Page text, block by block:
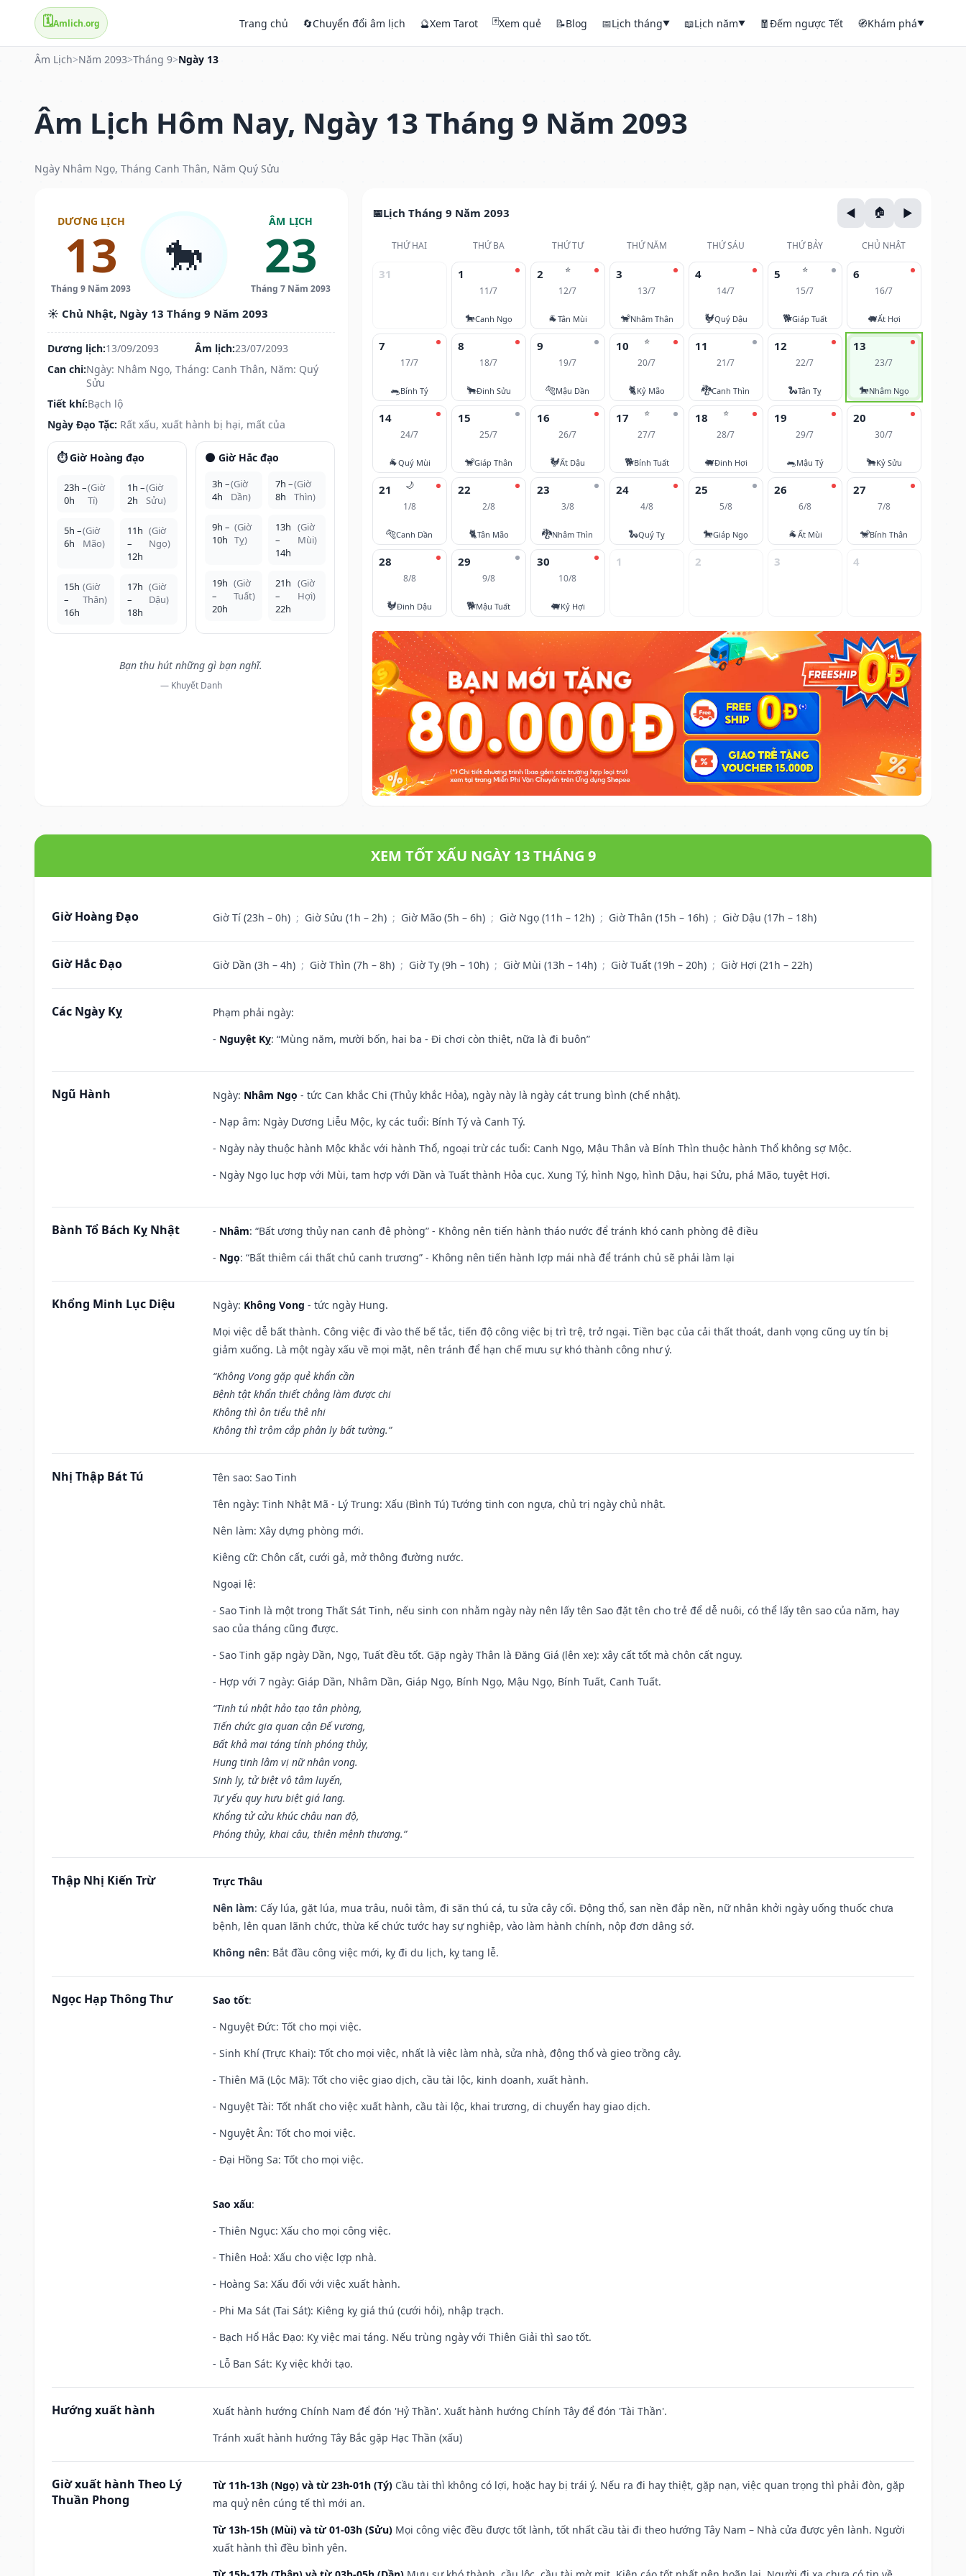
🗓️Amlich.org Trang chủ 🔄Chuyển đổi âm lịch 🔮Xem Tarot 🃏Xem quẻ 📝Blog 📅Lịch tháng▼ 📖Lịch năm▼ 🧧Đếm ngược Tết 🧭Khám phá▼
Âm Lịch>Năm 2093>Tháng 9>Ngày 13
Âm Lịch Hôm Nay, Ngày 13 Tháng 9 Năm 2093
Ngày Nhâm Ngọ, Tháng Canh Thân, Năm Quý Sửu
DƯƠNG LỊCH
13
Tháng 9 Năm 2093
🐎
ÂM LỊCH
23
Tháng 7 Năm 2093
☀️ Chủ Nhật, Ngày 13 Tháng 9 Năm 2093
Dương lịch:13/09/2093 Âm lịch:23/07/2093
Can chi:Ngày: Nhâm Ngọ, Tháng: Canh Thân, Năm: Quý
Sửu
Tiết khí:Bạch lộ
Ngày Đạo Tặc: Rất xấu, xuất hành bị hại, mất của
⏱️ Giờ Hoàng đạo
23h –
0h
(Giờ
Tí)
1h –
2h
(Giờ
Sửu)
5h –
6h
(Giờ
Mão)
11h
–
12h
(Giờ
Ngọ)
15h
–
16h
(Giờ
Thân)
17h
–
18h
(Giờ
Dậu)
🌑 Giờ Hắc đạo
3h –
4h
(Giờ
Dần)
7h –
8h
(Giờ
Thìn)
9h –
10h
(Giờ
Tỵ)
13h
–
14h
(Giờ
Mùi)
19h
–
20h
(Giờ
Tuất)
21h
–
22h
(Giờ
Hợi)
Bạn thu hút những gì bạn nghĩ.
— Khuyết Danh
Lịch Tháng 9 Năm 2093
THỨ HAI THỨ BA THỨ TƯ THỨ NĂM THỨ SÁU THỨ BẢY CHỦ NHẬT
31 1
11/7
🐎Canh Ngọ
⭐
2
12/7
🐐Tân Mùi
3
13/7
🐒Nhâm Thân
4
14/7
🐓Quý Dậu
⭐
5
15/7
🐕Giáp Tuất
6
16/7
🐖Ất Hợi
7
17/7
🐀Bính Tý
8
18/7
🐂Đinh Sửu
9
19/7
🐅Mậu Dần
⭐
10
20/7
🐈Kỷ Mão
11
21/7
🐉Canh Thìn
12
22/7
🐍Tân Tỵ
13
23/7
🐎Nhâm Ngọ
14
24/7
🐐Quý Mùi
15
25/7
🐒Giáp Thân
16
26/7
🐓Ất Dậu
⭐
17
27/7
🐕Bính Tuất
⭐
18
28/7
🐖Đinh Hợi
19
29/7
🐀Mậu Tý
20
30/7
🐂Kỷ Sửu
🌙
21
1/8
🐅Canh Dần
22
2/8
🐈Tân Mão
23
3/8
🐉Nhâm Thìn
24
4/8
🐍Quý Tỵ
25
5/8
🐎Giáp Ngọ
26
6/8
🐐Ất Mùi
27
7/8
🐒Bính Thân
28
8/8
🐓Đinh Dậu
29
9/8
🐕Mậu Tuất
30
10/8
🐖Kỷ Hợi
1 2 3 4
XEM TỐT XẤU NGÀY 13 THÁNG 9
Giờ Hoàng Đạo Giờ Tí (23h – 0h) ; Giờ Sửu (1h – 2h) ; Giờ Mão (5h – 6h) ; Giờ Ngọ (11h – 12h) ; Giờ Thân (15h – 16h) ; Giờ Dậu (17h – 18h)
Giờ Hắc Đạo Giờ Dần (3h – 4h) ; Giờ Thìn (7h – 8h) ; Giờ Tỵ (9h – 10h) ; Giờ Mùi (13h – 14h) ; Giờ Tuất (19h – 20h) ; Giờ Hợi (21h – 22h)
Các Ngày Kỵ
Phạm phải ngày:
- Nguyệt Kỵ: “Mùng năm, mười bốn, hai ba - Đi chơi còn thiệt, nữa là đi buôn”
Ngũ Hành Ngày: Nhâm Ngọ - tức Can khắc Chi (Thủy khắc Hỏa), ngày này là ngày cát trung bình (chế nhật).
- Nạp âm: Ngày Dương Liễu Mộc, kỵ các tuổi: Bính Tý và Canh Tý.
- Ngày này thuộc hành Mộc khắc với hành Thổ, ngoại trừ các tuổi: Canh Ngọ, Mậu Thân và Bính Thìn thuộc hành Thổ không sợ Mộc.
- Ngày Ngọ lục hợp với Mùi, tam hợp với Dần và Tuất thành Hỏa cục. Xung Tý, hình Ngọ, hình Dậu, hại Sửu, phá Mão, tuyệt Hợi.
Bành Tổ Bách Kỵ Nhật - Nhâm: “Bất ương thủy nan canh đê phòng” - Không nên tiến hành tháo nước để tránh khó canh phòng đê điều
- Ngọ: “Bất thiêm cái thất chủ canh trương” - Không nên tiến hành lợp mái nhà để tránh chủ sẽ phải làm lại
Khổng Minh Lục Diệu Ngày: Không Vong - tức ngày Hung.
Mọi việc dễ bất thành. Công việc đi vào thế bế tắc, tiến độ công việc bị trì trệ, trở ngại. Tiền bạc của cải thất thoát, danh vọng cũng uy tín bị
giảm xuống. Là một ngày xấu về mọi mặt, nên tránh để hạn chế mưu sự khó thành công như ý.
“Không Vong gặp quẻ khẩn cần
Bệnh tật khẩn thiết chẳng làm được chi
Không thì ôn tiểu thê nhi
Không thì trộm cắp phân ly bất tường.”
Nhị Thập Bát Tú Tên sao: Sao Tinh
Tên ngày: Tinh Nhật Mã - Lý Trung: Xấu (Bình Tú) Tướng tinh con ngựa, chủ trị ngày chủ nhật.
Nên làm: Xây dựng phòng mới.
Kiêng cữ: Chôn cất, cưới gả, mở thông đường nước.
Ngoại lệ:
- Sao Tinh là một trong Thất Sát Tinh, nếu sinh con nhằm ngày này nên lấy tên Sao đặt tên cho trẻ để dễ nuôi, có thể lấy tên sao của năm, hay
sao của tháng cũng được.
- Sao Tinh gặp ngày Dần, Ngọ, Tuất đều tốt. Gặp ngày Thân là Đăng Giá (lên xe): xây cất tốt mà chôn cất nguy.
- Hợp với 7 ngày: Giáp Dần, Nhâm Dần, Giáp Ngọ, Bính Ngọ, Mậu Ngọ, Bính Tuất, Canh Tuất.
“Tinh tú nhật hảo tạo tân phòng,
Tiến chức gia quan cận Đế vương,
Bất khả mai táng tính phóng thủy,
Hung tinh lâm vị nữ nhân vong.
Sinh ly, tử biệt vô tâm luyến,
Tự yếu quy hưu biệt giá lang.
Khổng tử cửu khúc châu nan độ,
Phóng thủy, khai câu, thiên mệnh thương.”
Thập Nhị Kiến Trừ
Trực Thâu
Nên làm: Cấy lúa, gặt lúa, mua trâu, nuôi tằm, đi săn thú cá, tu sửa cây cối. Động thổ, san nền đắp nền, nữ nhân khởi ngày uống thuốc chưa
bệnh, lên quan lãnh chức, thừa kế chức tước hay sự nghiệp, vào làm hành chính, nộp đơn dâng sớ.
Không nên: Bắt đầu công việc mới, kỵ đi du lịch, kỵ tang lễ.
Ngọc Hạp Thông Thư Sao tốt:
- Nguyệt Đức: Tốt cho mọi việc.
- Sinh Khí (Trực Khai): Tốt cho mọi việc, nhất là việc làm nhà, sửa nhà, động thổ và gieo trồng cây.
- Thiên Mã (Lộc Mã): Tốt cho việc giao dịch, cầu tài lộc, kinh doanh, xuất hành.
- Nguyệt Tài: Tốt nhất cho việc xuất hành, cầu tài lộc, khai trương, di chuyển hay giao dịch.
- Nguyệt Ân: Tốt cho mọi việc.
- Đại Hồng Sa: Tốt cho mọi việc.
Sao xấu:
- Thiên Ngục: Xấu cho mọi công việc.
- Thiên Hoả: Xấu cho việc lợp nhà.
- Hoàng Sa: Xấu đối với việc xuất hành.
- Phi Ma Sát (Tai Sát): Kiêng kỵ giá thú (cưới hỏi), nhập trạch.
- Bạch Hổ Hắc Đạo: Kỵ việc mai táng. Nếu trùng ngày với Thiên Giải thì sao tốt.
- Lỗ Ban Sát: Kỵ việc khởi tạo.
Hướng xuất hành
Xuất hành hướng Chính Nam để đón 'Hỷ Thần'. Xuất hành hướng Chính Tây để đón 'Tài Thần'.
Tránh xuất hành hướng Tây Bắc gặp Hạc Thần (xấu)
Giờ xuất hành Theo Lý
Thuần Phong
Từ 11h-13h (Ngọ) và từ 23h-01h (Tý) Cầu tài thì không có lợi, hoặc hay bị trái ý. Nếu ra đi hay thiệt, gặp nạn, việc quan trọng thì phải đòn, gặp
ma quỷ nên cúng tế thì mới an.
Từ 13h-15h (Mùi) và từ 01-03h (Sửu) Mọi công việc đều được tốt lành, tốt nhất cầu tài đi theo hướng Tây Nam – Nhà cửa được yên lành. Người
xuất hành thì đều bình yên.